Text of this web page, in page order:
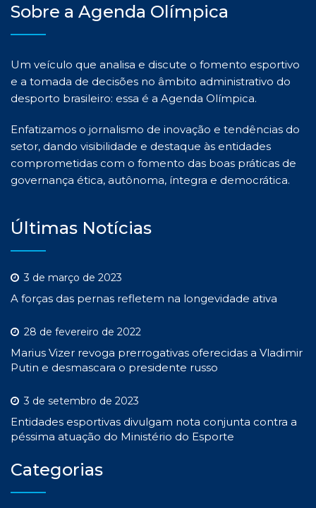
Sobre a Agenda Olímpica
Um veículo que analisa e discute o fomento esportivo
e a tomada de decisões no âmbito administrativo do
desporto brasileiro: essa é a Agenda Olímpica.
Enfatizamos o jornalismo de inovação e tendências do
setor, dando visibilidade e destaque às entidades
comprometidas com o fomento das boas práticas de
governança ética, autônoma, íntegra e democrática.
Últimas Notícias
3 de março de 2023
A forças das pernas refletem na longevidade ativa
28 de fevereiro de 2022
Marius Vizer revoga prerrogativas oferecidas a Vladimir
Putin e desmascara o presidente russo
3 de setembro de 2023
Entidades esportivas divulgam nota conjunta contra a
péssima atuação do Ministério do Esporte
Categorias